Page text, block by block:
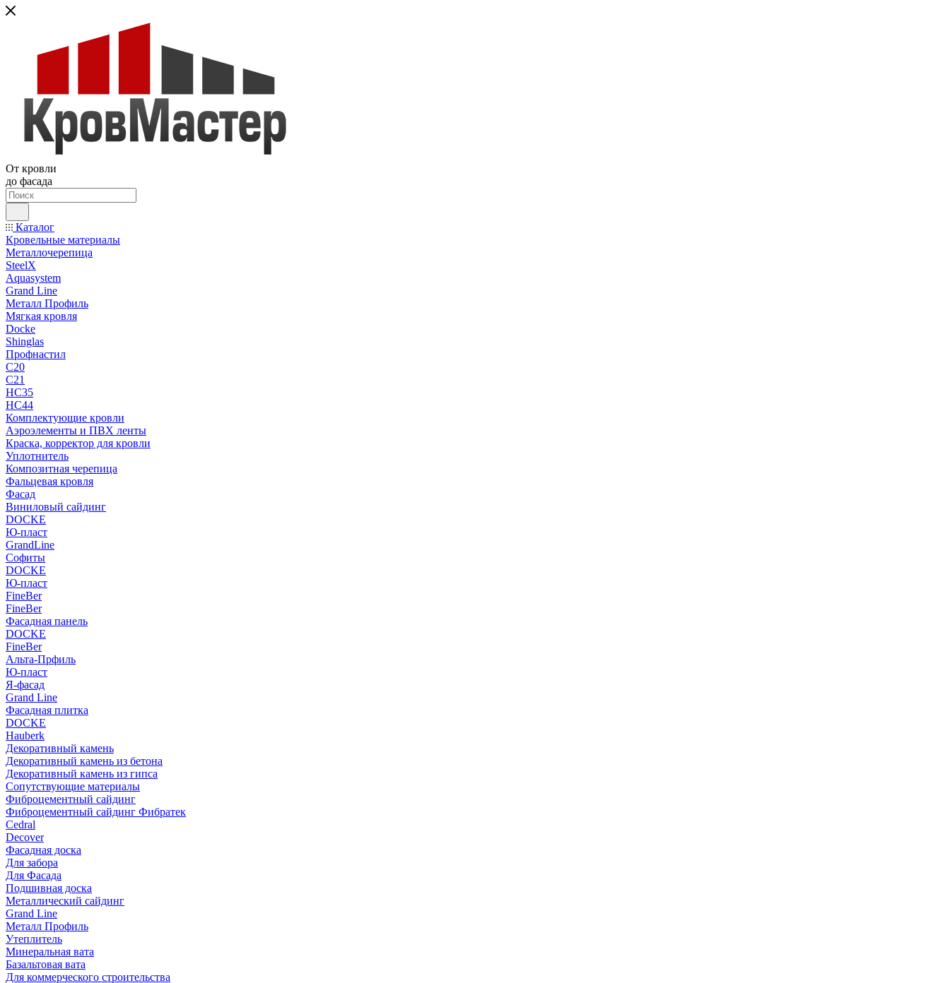
От кровли
до фасада
Каталог
Кровельные материалы
Металлочерепица
SteelX
Aquasystem
Grand Line
Металл Профиль
Мягкая кровля
Docke
Shinglas
Профнастил
C20
C21
НС35
НС44
Комплектующие кровли
Аэроэлементы и ПВХ ленты
Краска, корректор для кровли
Уплотнитель
Композитная черепица
Фальцевая кровля
Фасад
Виниловый сайдинг
DOCKE
Ю-пласт
GrandLine
Софиты
DOCKE
Ю-пласт
FineBer
FineBer
Фасадная панель
DOCKE
FineBer
Альта-Прфиль
Ю-пласт
Я-фасад
Grand Line
Фасадная плитка
DOCKE
Hauberk
Декоративный камень
Декоративный камень из бетона
Декоративный камень из гипса
Сопутствующие материалы
Фиброцементный сайдинг
Фиброцементный сайдинг Фибратек
Cedral
Decover
Фасадная доска
Для забора
Для Фасада
Подшивная доска
Металлический сайдинг
Grand Line
Металл Профиль
Утеплитель
Минеральная вата
Базальтовая вата
Для коммерческого строительства